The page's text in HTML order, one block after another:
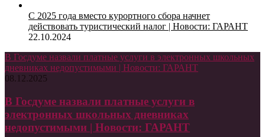
С 2025 года вместо курортного сбора начнет
действовать туристический налог | Новости: ГАРАНТ
22.10.2024
В Госдуме назвали платные услуги в электронных школьных
дневниках недопустимыми | Новости: ГАРАНТ
08.12.2025
В Госдуме назвали платные услуги в
электронных школьных дневниках
недопустимыми | Новости: ГАРАНТ